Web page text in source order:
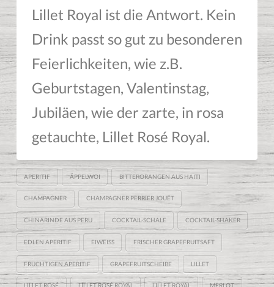
Lillet Royal ist die Antwort. Kein
Drink passt so gut zu besonderen
Feierlichkeiten, wie z.B.
Geburtstagen, Valentinstag,
Jubiläen, wie der zarte, in rosa
getauchte, Lillet Rosé Royal.
APERITIF ÄPPELWOI BITTERORANGEN AUS HAITI
CHAMPAGNER CHAMPAGNER PERRIER JOUËT
CHINARINDE AUS PERU COCKTAIL-SCHALE COCKTAIL-SHAKER
EDLEN APERITIF EIWEISS FRISCHER GRAPEFRUITSAFT
FRUCHTIGEN APERITIF GRAPEFRUITSCHEIBE LILLET
LILLET ROSÉ LILLET ROSÉ ROYAL LILLET ROYAL MERLOT